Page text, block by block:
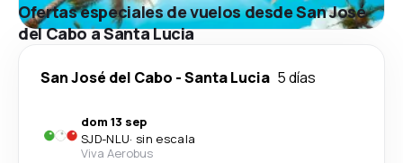
Ofertas especiales de vuelos desde San José
del Cabo a Santa Lucia
San José del Cabo -Santa Lucia 5 días
dom 13 sep
SJD-NLU· sin escala
Viva Aerobus